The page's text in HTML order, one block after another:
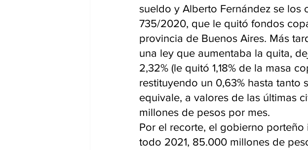
sueldo y Alberto Fernández se los
735/2020, que le quitó fondos
provincia de Buenos Aires. Más
una ley que aumentaba la quita,
2,32% (le quitó 1,18% de la masa
restituyendo un 0,63% hasta tanto
equivale, a valores de las últimas
millones de pesos por mes.
Por el recorte, el gobierno
todo 2021, 85.000 millones de